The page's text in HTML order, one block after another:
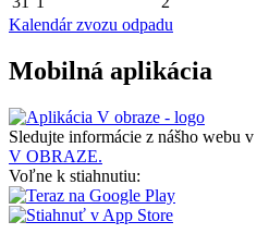
Kalendár zvozu odpadu
Mobilná aplikácia
Sledujte informácie z nášho webu v
V OBRAZE.
Voľne k stiahnutiu: